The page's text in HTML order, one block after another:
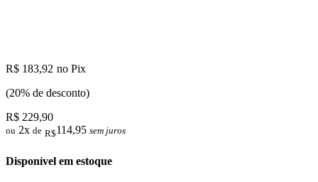
R$ 183,92 no Pix
(20% de desconto)
R$ 229,90
ou 2x de R$114,95 sem juros
Disponível em estoque